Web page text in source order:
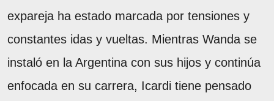
expareja ha estado marcada por tensiones y
constantes idas y vueltas. Mientras Wanda se
instaló en la Argentina con sus hijos y continúa
enfocada en su carrera, Icardi tiene pensado